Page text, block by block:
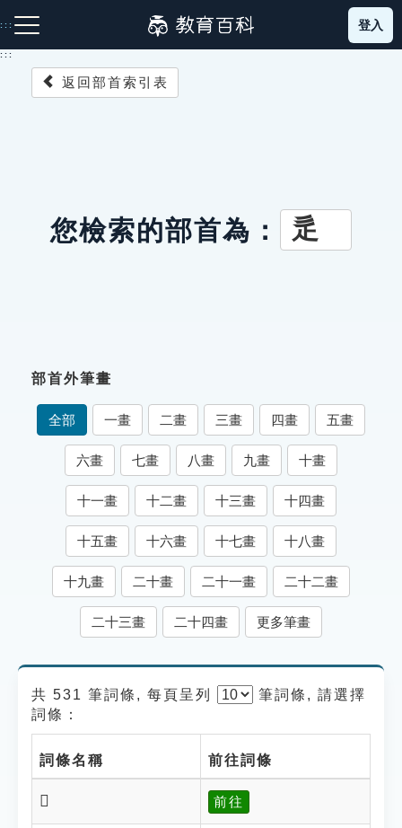
到
主
:::
成語故事
索引選單
知識索引
單字索引
生命大百科索引
遊戲專區
貓頭鷹博士
登入
:::
返回部首索引表
您檢索的部首為： 辵
部首外筆畫
全部 一畫 二畫 三畫 四畫 五畫
六畫 七畫 八畫 九畫 十畫
十一畫 十二畫 十三畫 十四畫
十五畫 十六畫 十七畫 十八畫
十九畫 二十畫 二十一畫 二十二畫
二十三畫 二十四畫 更多筆畫
共 531 筆詞條, 每頁呈列 筆詞條, 請選擇
詞條：
詞條名稱 前往詞條
𨖈 前往